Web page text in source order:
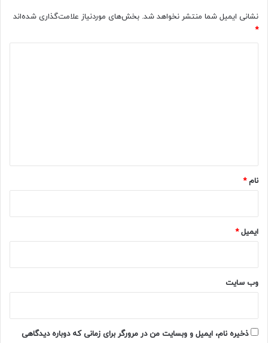
نشانی ایمیل شما منتشر نخواهد شد. بخش‌های موردنیاز علامت‌گذاری شده‌اند
*
نام*
ایمیل*
وب‌ سایت
ذخیره نام، ایمیل و وبسایت من در مرورگر برای زمانی که دوباره دیدگاهی